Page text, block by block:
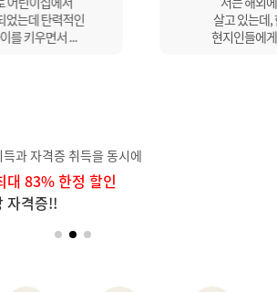
었는데 탄력적인
를 키우면서 ...
살고 있는데,
현지인들에
과 자격증 취득을 동시에
대 83% 한정 할인
자격증!!